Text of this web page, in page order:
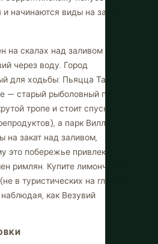
начинаются виды на залив
на скалах над заливом с
через воду. Город
для ходьбы: Пьяцца Тассо —
— старый рыболовный порт
тропе и стоит спуска
а парк Вилла
на закат над заливом,
побережье привлекает
римлян. Купите лимончелло
в туристических на главной
как Везувий